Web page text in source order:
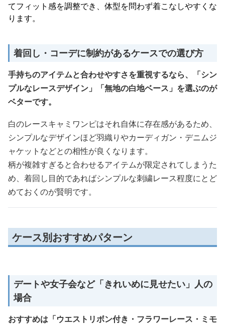
てフィット感を調整でき、体型を問わず着こなしやすくな
ります。
着回し・コーデに制約があるケースでの選び方
手持ちのアイテムと合わせやすさを重視するなら、「シン
プルなレースデザイン」「無地の白地ベース」を選ぶのが
ベターです。
白のレースキャミワンピはそれ自体に存在感があるため、
シンプルなデザインほど羽織りやカーディガン・デニムジ
ャケットなどとの相性が良くなります。
柄が複雑すぎると合わせるアイテムが限定されてしまうた
め、着回し目的であればシンプルな刺繍レース程度にとど
めておくのが賢明です。
ケース別おすすめパターン
デートや女子会など「きれいめに見せたい」人の
場合
おすすめは「ウエストリボン付き・フラワーレース・ミモ